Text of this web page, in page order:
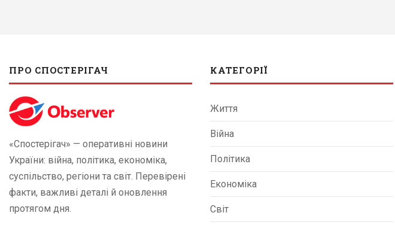
ПРО СПОСТЕРІГАЧ
«Спостерігач» — оперативні новини
України: війна, політика, економіка,
суспільство, регіони та світ. Перевірені
факти, важливі деталі й оновлення
протягом дня.
КАТЕГОРІЇ
Життя
Війна
Політика
Економіка
Світ